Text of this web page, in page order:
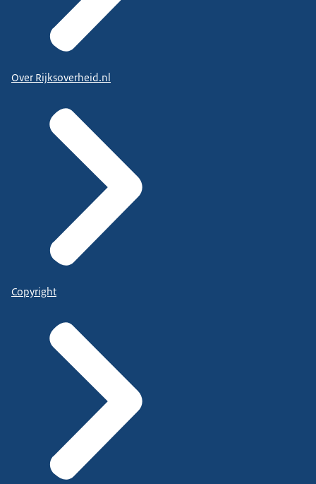
Over Rijksoverheid.nl
Copyright